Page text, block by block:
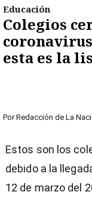
Educación
Colegios
esta es la
Por Redacción de La
Estos son los
debido a la
12 de marzo del